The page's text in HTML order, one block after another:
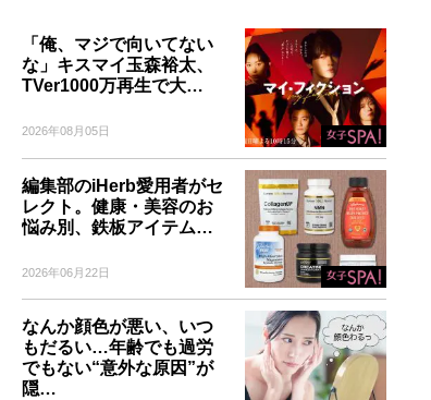
「俺、マジで向いてない
な」キスマイ玉森裕太、
TVer1000万再生で大…
2026年08月05日
編集部のiHerb愛用者がセ
レクト。健康・美容のお
悩み別、鉄板アイテム…
2026年06月22日
なんか顔色が悪い、いつ
もだるい…年齢でも過労
でもない“意外な原因”が
隠…